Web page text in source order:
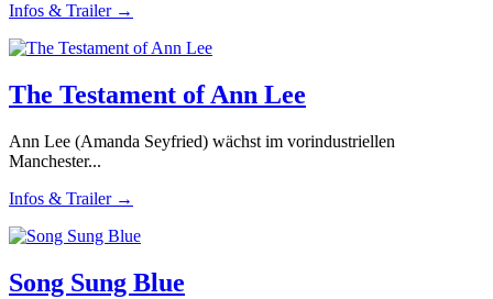
Infos & Trailer →
The Testament of Ann Lee
Ann Lee (Amanda Seyfried) wächst im vorindustriellen
Manchester...
Infos & Trailer →
Song Sung Blue